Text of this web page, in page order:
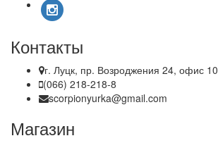
Контакты
г. Луцк, пр. Возроджения 24, офис 10
(066) 218-218-8
scorpionyurka@gmail.com
Магазин